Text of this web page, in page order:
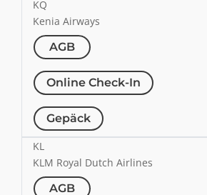
KQ
Kenia Airways
AGB
Online Check-In
Gepäck
KL
KLM Royal Dutch Airlines
AGB